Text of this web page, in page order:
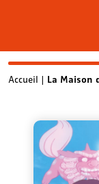
SkipAccueil | La Maison